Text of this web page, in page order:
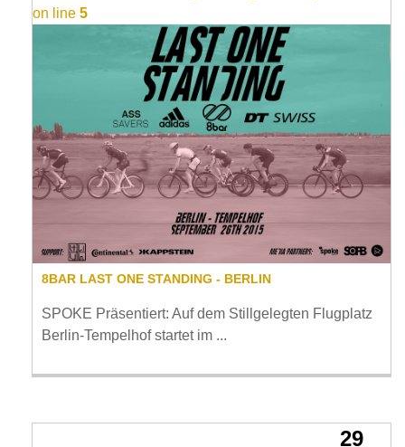
on line 5
8BAR LAST ONE STANDING - BERLIN
SPOKE Präsentiert: Auf dem Stillgelegten Flugplatz
Berlin-Tempelhof startet im ...
29